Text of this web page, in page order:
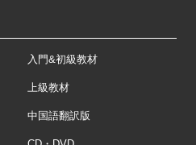
入門&初級教材
上級教材
中国語翻訳版